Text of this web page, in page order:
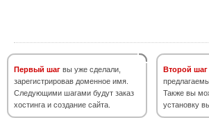
Первый шаг вы уже сделали,
зарегистрировав доменное имя.
Следующими шагами будут заказ
хостинга и создание сайта.
Второй шаг
Также вы
установку